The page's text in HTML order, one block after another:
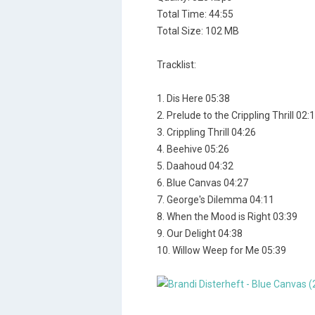
Total Time: 44:55
Total Size: 102 MB
Tracklist:
1. Dis Here 05:38
2. Prelude to the Crippling Thrill
3. Crippling Thrill 04:26
4. Beehive 05:26
5. Daahoud 04:32
6. Blue Canvas 04:27
7. George's Dilemma 04:11
8. When the Mood is Right 03:39
9. Our Delight 04:38
10. Willow Weep for Me 05:39